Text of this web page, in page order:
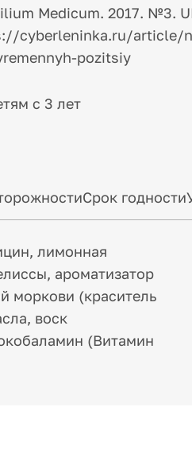
Medicum. 2017. №3.
cyberleninka.ru/article/
pozitsiy
с 3 лет
Срок годности
лимонная
ароматизатор
моркови (краситель
воск
(Витамин